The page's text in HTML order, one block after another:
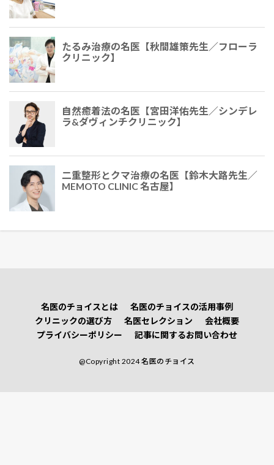
たるみ治療の名医【秋間雄策先生／フローラ
クリニック】
自然癒着法の名医【宮田洋佑先生／シンデレ
ラ&ダヴィンチクリニック】
二重整形とクマ治療の名医【鈴木大路先生／
MEMOTO CLINIC 名古屋】
名医のチョイスとは
名医のチョイスの活用事例
クリニックの選び方
名医セレクション
会社概要
プライバシーポリシー
記事に関するお問い合わせ
@Copyright 2024 名医のチョイス